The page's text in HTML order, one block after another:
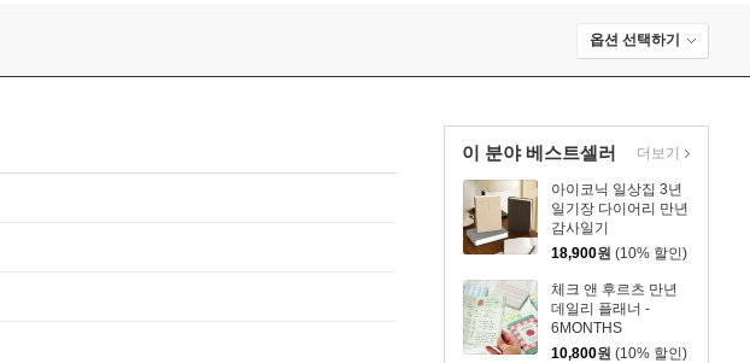
옵션 선택하기
이 분야 베스트셀러
아이코닉 일상집 3년
일기장 다이어리 만년
감사일기
18,900원 (10% 할인)
체크 앤 후르츠 만년
데일리 플래너 -
6MONTHS
10,800원 (10% 할인)
더보기